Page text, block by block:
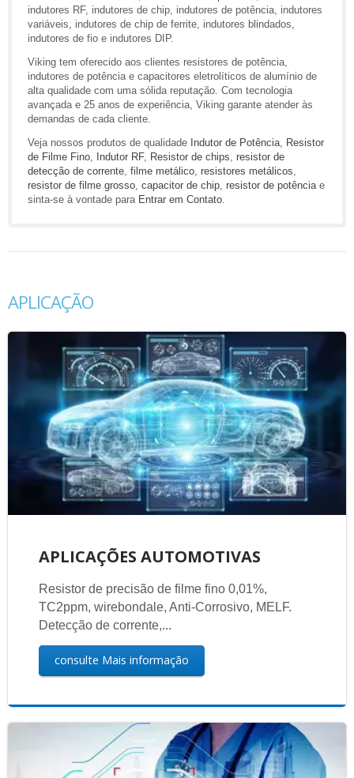
indutores RF, indutores de chip, indutores de potência, indutores
variáveis, indutores de chip de ferrite, indutores blindados,
indutores de fio e indutores DIP.
Viking tem oferecido aos clientes resistores de potência,
indutores de potência e capacitores eletrolíticos de alumínio de
alta qualidade com uma sólida reputação. Com tecnologia
avançada e 25 anos de experiência, Viking garante atender às
demandas de cada cliente.
Veja nossos produtos de qualidade Indutor de Potência, Resistor
de Filme Fino, Indutor RF, Resistor de chips, resistor de
detecção de corrente, filme metálico, resistores metálicos,
resistor de filme grosso, capacitor de chip, resistor de potênciae
sinta-se à vontade para Entrar em Contato.
APLICAÇÃO
APLICAÇÕES AUTOMOTIVAS
Resistor de precisão de filme fino 0,01%,
TC2ppm, wirebondale, Anti-Corrosivo, MELF.
Detecção de corrente,...
consulte Mais informação